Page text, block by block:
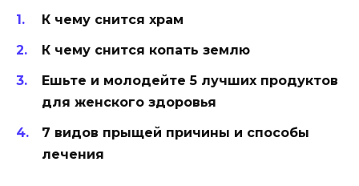
К чему снится храм
К чему снится копать землю
Ешьте и молодейте 5 лучших продуктов
для женского здоровья
7 видов прыщей причины и способы
лечения